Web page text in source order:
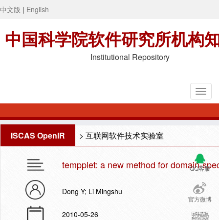
中文版 | English
中国科学院软件研究所机构
Institutional Repository
ISCAS OpenIR > 互联网软件技术实验室
QQ客服
官方微博
tempplet: a new method for domain-
Dong Y; Li Mingshu
2010-05-26